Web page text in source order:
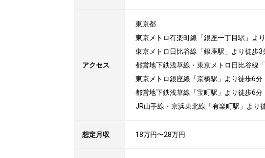
アクセス
東京都
東京メトロ有楽町線「銀座一丁目駅」よ
東京メトロ日比谷線「銀座駅」より徒歩3
都営地下鉄浅草線・東京メトロ日比谷線
東京メトロ銀座線「京橋駅」より徒歩6分
都営地下鉄浅草線「宝町駅」より徒歩6分
JR山手線・京浜東北線「有楽町駅」より
想定月収 18万円〜28万円